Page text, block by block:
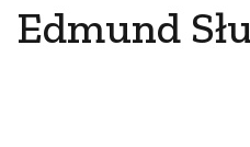
Edmund